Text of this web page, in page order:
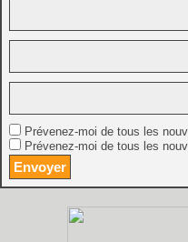
Prévenez-moi de tous les
Prévenez-moi de tous les